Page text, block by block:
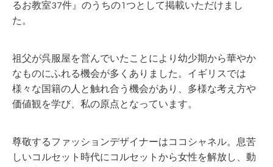
るお教室37件』のうちの1つとして掲載いただけまし
た。
祖父が呉服屋を営んでいたことにより幼少期から華やか
なものにふれる機会が多くありました。イギリスでは
様々な国籍の人と触れ合う機会があり、多様な考え方や
価値観を学び、私の原点となっています。
尊敬するファッションデザイナーはココシャネル。息苦
しいコルセット時代にコルセットから女性を解放し、動